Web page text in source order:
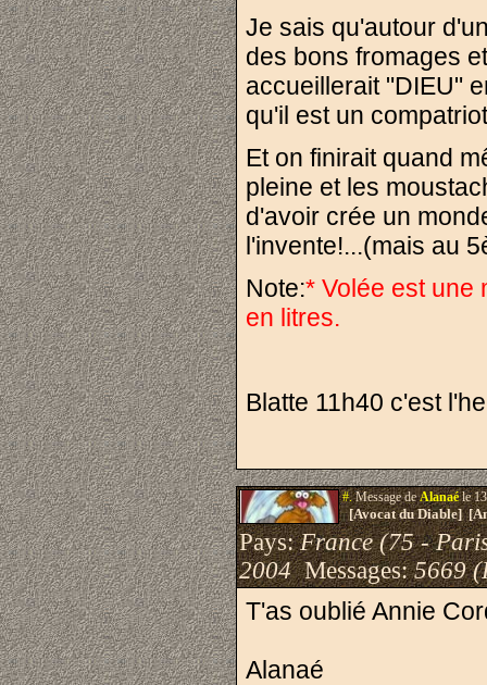
Je sais qu'autour
des bons fromages
accueillerait "DIEU"
qu'il est un
Et on finirait quand
pleine et les
d'avoir crée un
l'invente!...(mais au
Note:* Volée est une
en litres.
Blatte 11h40 c'est
#.Message deAlanaéle
[Avocat du Diable]
Pays:France (75 -
2004Messages:5669
T'as oublié Annie
Alanaé